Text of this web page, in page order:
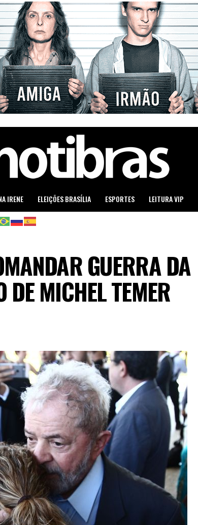
IRENE ELEIÇÕES BRASÍLIA ESPORTES LEITURA VIP
GUERRA DA
DE MICHEL TEMER